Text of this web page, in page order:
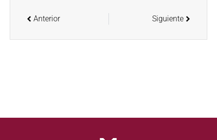
Anterior Siguiente